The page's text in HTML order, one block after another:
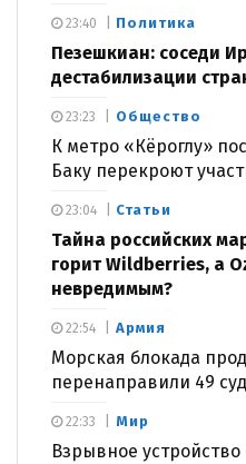
Политика
Пезешкиан: соседи
дестабилизации
23:40
Общество
К метро «Кёроглу»
Баку перекроют
23:23
Статьи
Тайна российских
горит Wildberries, а
невредимым?
23:04
Армия
Морская блокада
перенаправили 49
22:54
Мир
Взрывное устройство
22:33